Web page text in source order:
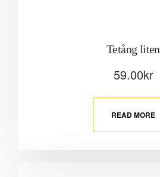
Tetång liten
59.00kr
READ MORE